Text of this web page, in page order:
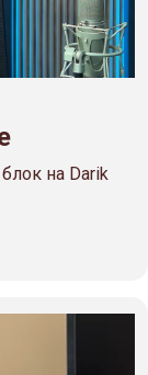
на Darik